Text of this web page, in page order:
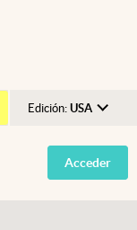
Edición: USA
Argentina
España
Acceder